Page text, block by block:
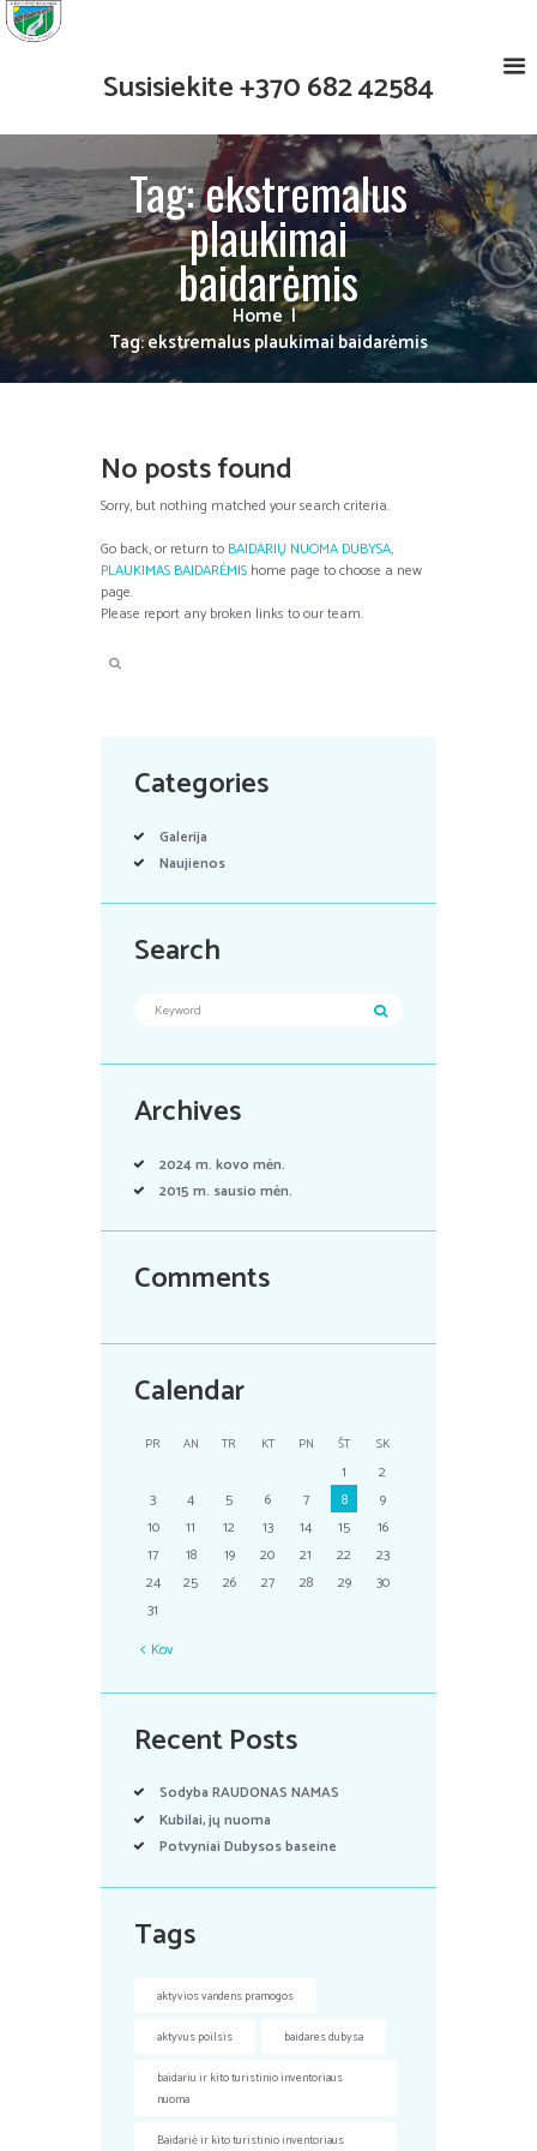
Susisiekite+370 682 42584
Tag: ekstremalus
plaukimai
baidarėmis
Home
Tag: ekstremalus plaukimai baidarėmis
No posts found
Sorry, but nothing matched your search criteria.
Go back, or return to BAIDARIŲ NUOMA DUBYSA,
PLAUKIMAS BAIDARĖMIS home page to choose a new
page.
Please report any broken links to our team.
Categories
Galerija
Naujienos
Search
Archives
2024 m. kovomėn.
2015 m. sausiomėn.
Comments
Calendar
PR AN TR KT PN ŠT SK
1
2
3
4 5 6 7 8
9
10
11 12 13 14 15
16
17
18 19 20 21 22
23
24
25 26 27 28 29
30
31
Kov
Recent Posts
Sodyba RAUDONAS NAMAS
Kubilai, jų nuoma
Potvyniai Dubysos baseine
Tags
aktyvios vandens pramogos
aktyvus poilsis baidares dubysa
baidariu ir kito turistinio inventoriaus
nuoma
Baidariė ir kito turistinio inventoriaus